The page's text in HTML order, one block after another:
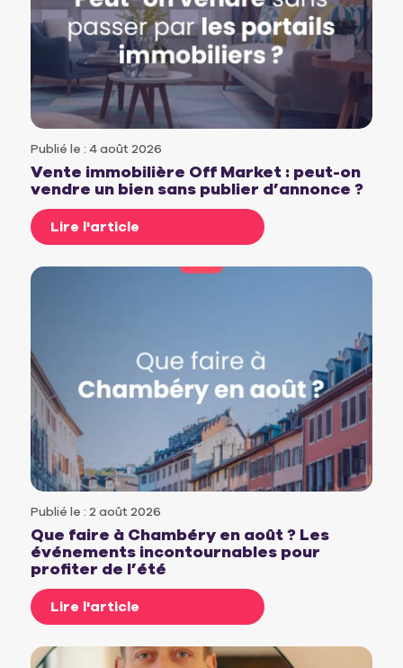
Publié le : 4 août 2026
Vente immobilière Off Market : peut-on
vendre un bien sans publier d’annonce ?
Lire l'article
Publié le : 2 août 2026
Que faire à Chambéry en août ? Les
événements incontournables pour
profiter de l’été
Lire l'article